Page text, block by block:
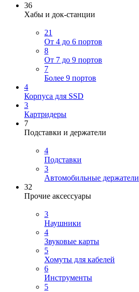
36
Хабы и док-станции
21
От 4 до 6 портов
8
От 7 до 9 портов
7
Более 9 портов
4
Корпуса для SSD
3
Картридеры
7
Подставки и держатели
4
Подставки
3
Автомобильные держатели
32
Прочие аксессуары
3
Наушники
4
Звуковые карты
5
Хомуты для кабелей
6
Инструменты
5